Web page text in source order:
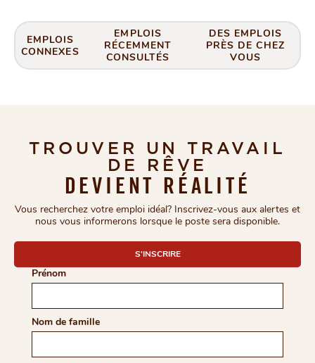
EMPLOIS
CONNEXES
EMPLOIS
RÉCEMMENT
CONSULTÉS
DES EMPLOIS
PRÈS DE CHEZ
VOUS
TROUVER UN TRAVAIL
DE RÊVE
DEVIENT RÉALITÉ
Vous recherchez votre emploi idéal? Inscrivez-vous aux alertes et
nous vous informerons lorsque le poste sera disponible.
COMPLETE THE FORM TO
S'INSCRIRE
Prénom
Nom de famille